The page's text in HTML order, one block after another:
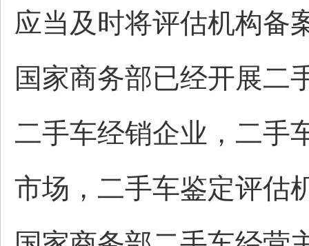
应当及时将评估机构备
国家商务部已经开展二
二手车经销企业，二手
市场，二手车鉴定评估